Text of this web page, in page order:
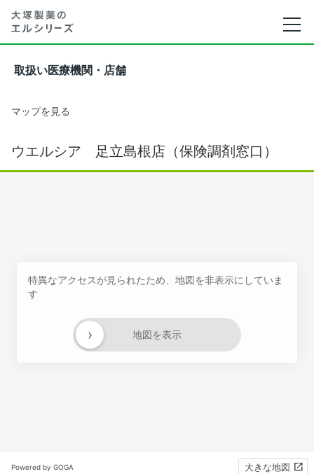
取扱い医療機関・店舗
マップを見る
ウエルシア 足立島根店（保険調剤窓口）
特異なアクセスが見られたため、地図を非表示にしていま
す
地図を表示
›
Powered by GOGA 大きな地図